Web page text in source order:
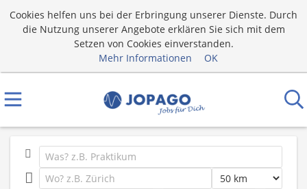
Cookies helfen uns bei der Erbringung unserer Dienste. Durch
die Nutzung unserer Angebote erklären Sie sich mit dem
Setzen von Cookies einverstanden.
Mehr Informationen
OK